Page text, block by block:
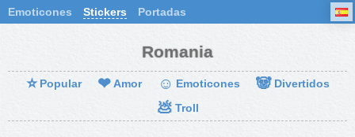
Emoticones Stickers Portadas
Romania
⭐ Popular ❤ Amor ☺ Emoticones 🐼 Divertidos
💩 Troll